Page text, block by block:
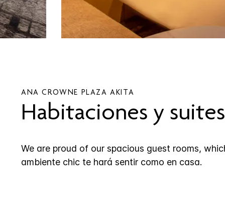
ANA CROWNE PLAZA AKITA
Habitaciones y suites
We are proud of our spacious guest rooms,
ambiente chic te hará sentir como en casa.